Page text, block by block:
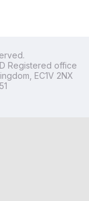
Registered office
EC1V 2NX